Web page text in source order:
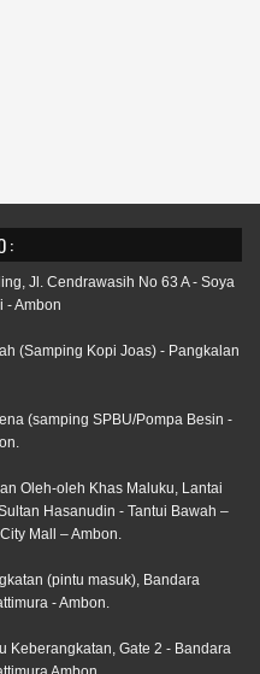
:
Jl. Cendrawasih No 63 A - Soya
- Ambon
(Samping Kopi Joas) - Pangkalan
(samping SPBU/Pompa Besin -
Oleh-oleh Khas Maluku, Lantai
Hasanudin - Tantui Bawah –
Mall – Ambon.
(pintu masuk), Bandara
- Ambon.
Keberangkatan, Gate 2 - Bandara